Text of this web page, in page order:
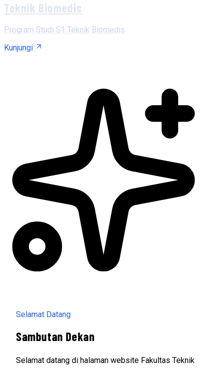
Teknik Biomedis
Program Studi S1 Teknik Biomedis
Kunjungi
Selamat Datang
Sambutan Dekan
Selamat datang di halaman website Fakultas Teknik